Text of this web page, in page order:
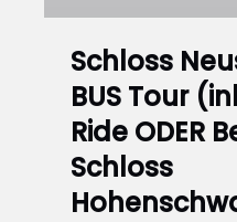
Bike
ODER
Besuch
von
Schloss
Hohenschwangau)
Schloss
BUS Tour
Ride ODER
Schloss